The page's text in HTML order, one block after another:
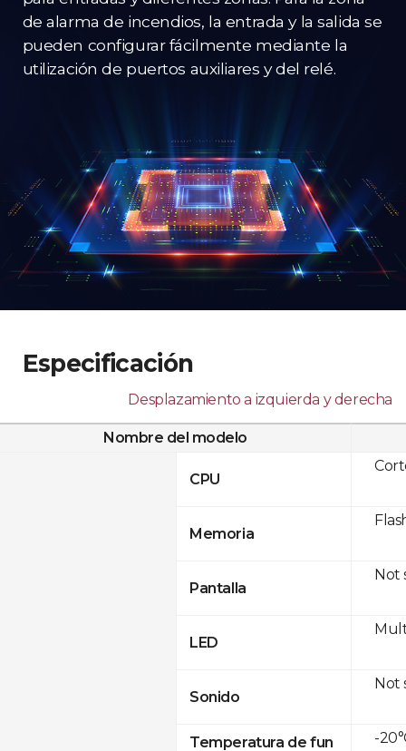
de alarma de incendios, la entrada y la salida se
pueden configurar fácilmente mediante la
utilización de puertos auxiliares y del relé.
Especificación
Desplazamiento a izquierda y derecha
Nombre del modelo
CPU
Memoria
Pantalla
LED
Sonido
Temperatura de fun
Not
Not
-